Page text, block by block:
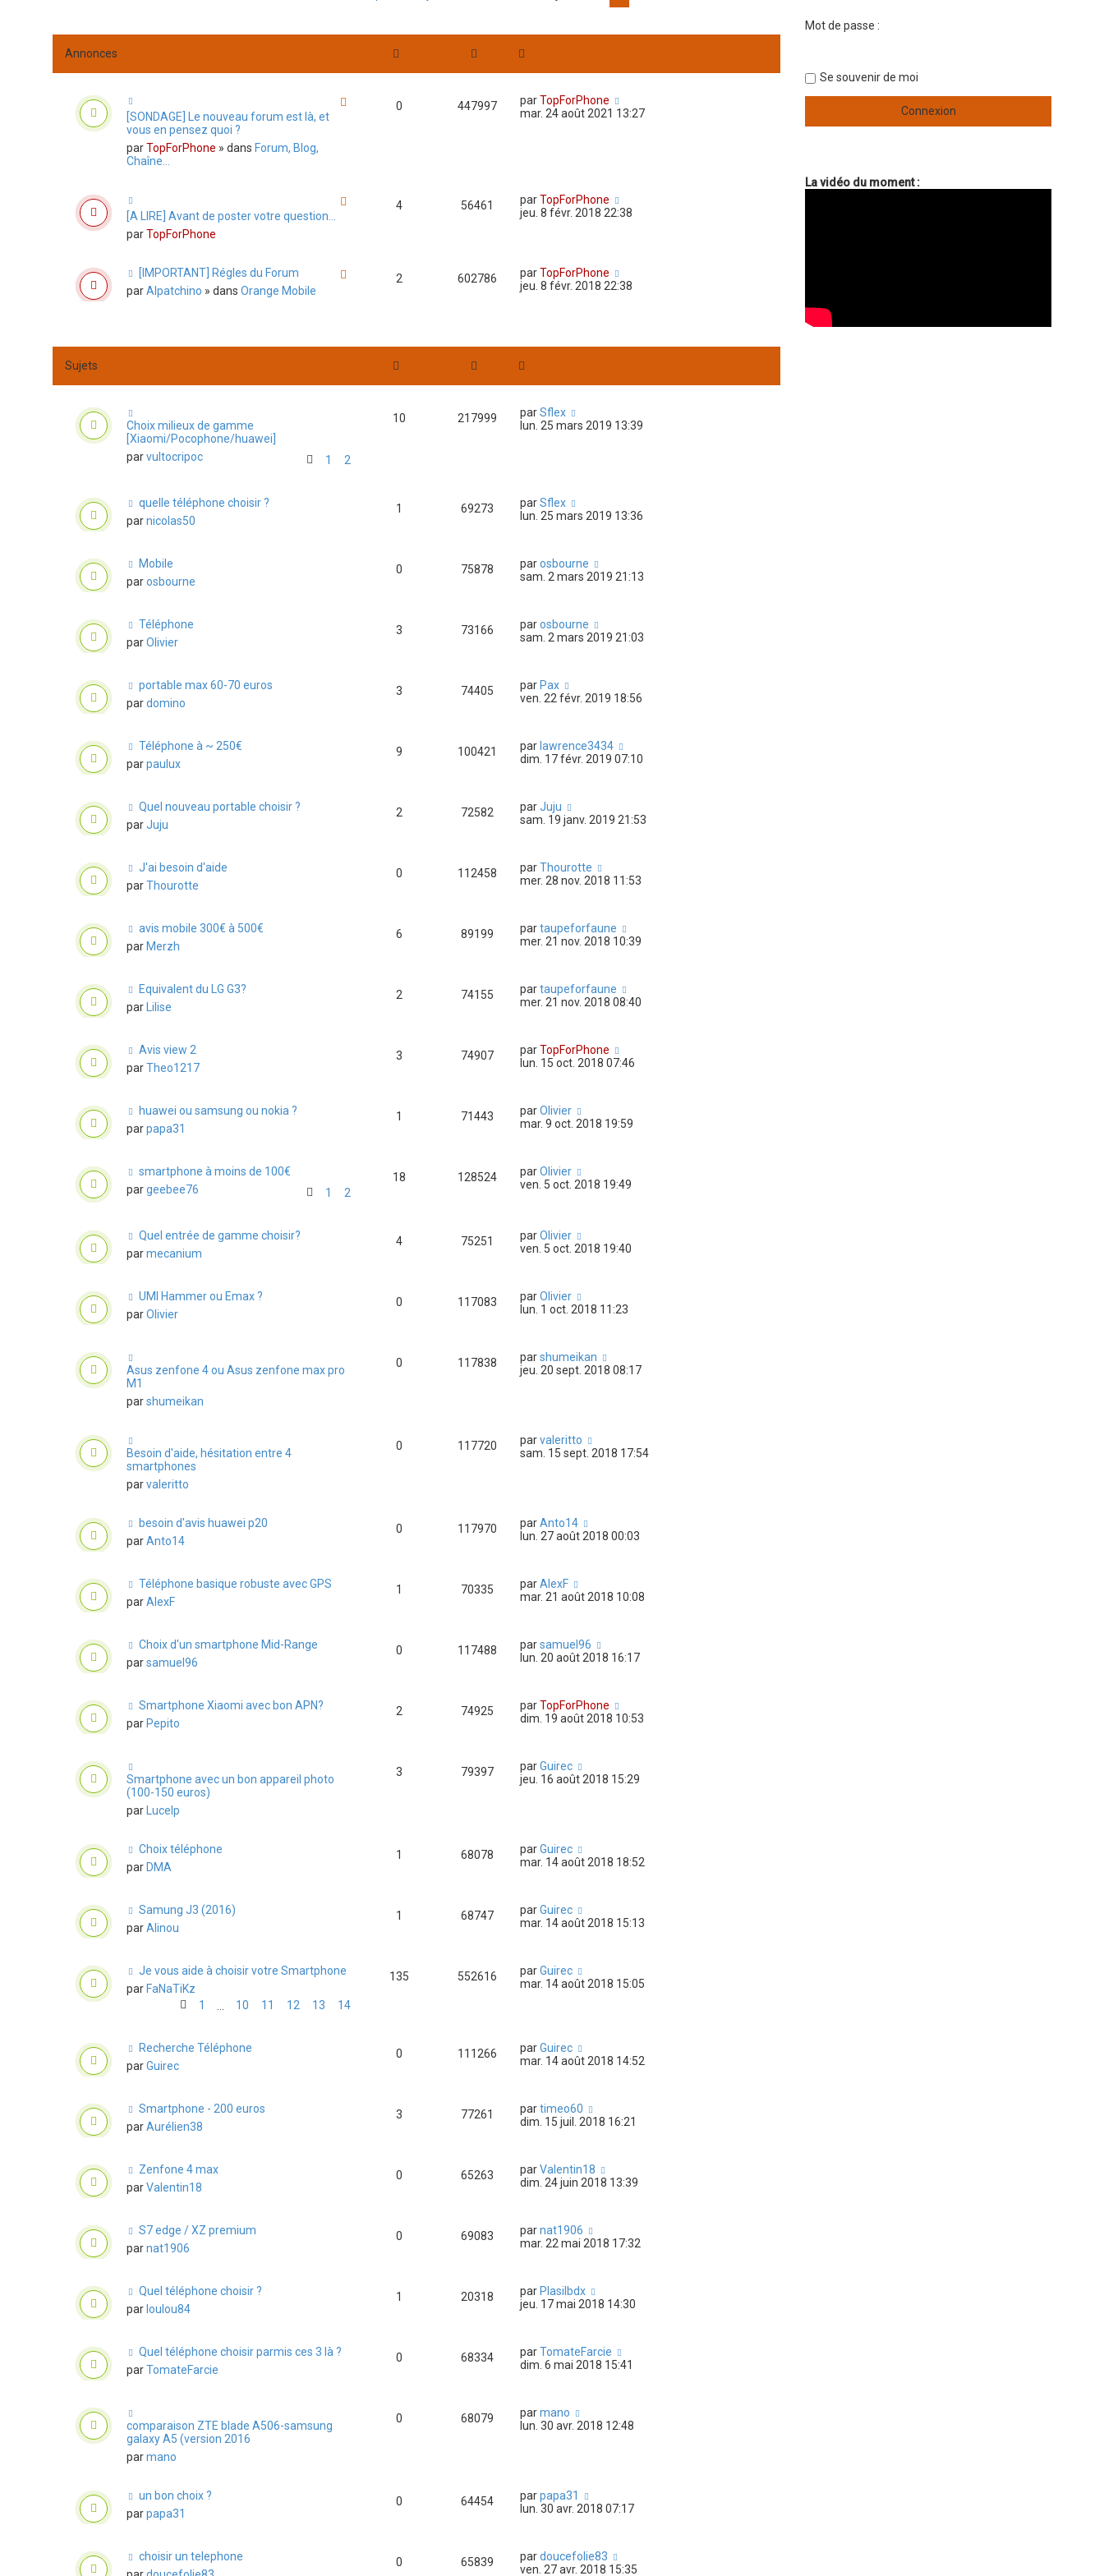
Annonces
[SONDAGE] Le nouveau forum est là, et
vous en pensez quoi ?
parTopForPhone » dans Forum, Blog,
Chaîne...
0 447997 parTopForPhone
mar. 24 août 2021 13:27
[A LIRE] Avant de poster votre question...
parTopForPhone
4 56461 parTopForPhone
jeu. 8 févr. 2018 22:38
[IMPORTANT] Régles du Forum
parAlpatchino » dans Orange Mobile
2 602786 parTopForPhone
jeu. 8 févr. 2018 22:38
Sujets
Choix milieux de gamme
[Xiaomi/Pocophone/huawei]
parvultocripoc 1 2
10 217999 parSflex
lun. 25 mars 2019 13:39
quelle téléphone choisir ?
parnicolas50
1 69273 parSflex
lun. 25 mars 2019 13:36
Mobile
parosbourne
0 75878 parosbourne
sam. 2 mars 2019 21:13
Téléphone
parOlivier
3 73166 parosbourne
sam. 2 mars 2019 21:03
portable max 60-70 euros
pardomino
3 74405 par Pax
ven. 22 févr. 2019 18:56
Téléphone à ~ 250€
parpaulux
9 100421 par lawrence3434
dim. 17 févr. 2019 07:10
Quel nouveau portable choisir ?
parJuju
2 72582 parJuju
sam. 19 janv. 2019 21:53
J'ai besoin d'aide
parThourotte
0 112458 parThourotte
mer. 28 nov. 2018 11:53
avis mobile 300€ à 500€
par Merzh
6 89199 partaupeforfaune
mer. 21 nov. 2018 10:39
Equivalent du LG G3?
par
Lilise
2 74155 partaupeforfaune
mer. 21 nov. 2018 08:40
Avis view 2
parTheo1217
3 74907 parTopForPhone
lun. 15 oct. 2018 07:46
huawei ou samsung ou nokia ?
parpapa31
1 71443 parOlivier
mar. 9 oct. 2018 19:59
smartphone à moins de 100€
pargeebee76 1 2
18 128524 parOlivier
ven. 5 oct. 2018 19:49
Quel entrée de gamme choisir?
parmecanium
4 75251 parOlivier
ven. 5 oct. 2018 19:40
UMI Hammer ou Emax ?
parOlivier
0 117083 parOlivier
lun. 1 oct. 2018 11:23
Asus zenfone 4 ou Asus zenfone max pro
M1
parshumeikan
0 117838 parshumeikan
jeu. 20 sept. 2018 08:17
Besoin d'aide, hésitation entre 4
smartphones
parvaleritto
0 117720 parvaleritto
sam. 15 sept. 2018 17:54
besoin d'avis huawei p20
parAnto14
0 117970 parAnto14
lun. 27 août 2018 00:03
Téléphone basique robuste avec GPS
parAlexF
1 70335 parAlexF
mar. 21 août 2018 10:08
Choix d'un smartphone Mid-Range
parsamuel96
0 117488 parsamuel96
lun. 20 août 2018 16:17
Smartphone Xiaomi avec bon APN?
par Pepito
2 74925 parTopForPhone
dim. 19 août 2018 10:53
Smartphone avec un bon appareil photo
(100-150 euros)
par
Lucelp
3 79397 parGuirec
jeu. 16 août 2018 15:29
Choix téléphone
par DMA
1 68078 parGuirec
mar. 14 août 2018 18:52
Samung J3 (2016)
parAlinou
1 68747 parGuirec
mar. 14 août 2018 15:13
Je vous aide à choisir votre Smartphone
par FaNaTiKz
1
10 11 12 13 14
135 552616 parGuirec
mar. 14 août 2018 15:05
Recherche Téléphone
parGuirec
0 111266 parGuirec
mar. 14 août 2018 14:52
Smartphone - 200 euros
parAurélien38
3 77261 partimeo60
dim. 15 juil. 2018 16:21
Zenfone 4 max
parValentin18
0 65263 parValentin18
dim. 24 juin 2018 13:39
S7 edge / XZ premium
parnat1906
0 69083 parnat1906
mar. 22 mai 2018 17:32
Quel téléphone choisir ?
par loulou84
1 20318 par Plasilbdx
jeu. 17 mai 2018 14:30
Quel téléphone choisir parmis ces 3 là ?
parTomateFarcie
0 68334 parTomateFarcie
dim. 6 mai 2018 15:41
comparaison ZTE blade A506-samsung
galaxy A5 (version 2016
parmano
0 68079 parmano
lun. 30 avr. 2018 12:48
un bon choix ?
parpapa31
0 64454 parpapa31
lun. 30 avr. 2018 07:17
choisir un telephone
0 65839 pardoucefolie83
ven. 27 avr. 2018 15:35
Mot de passe :
Se souvenir de moi
La vidéo du moment :